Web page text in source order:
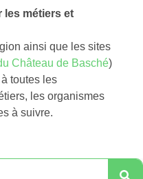
les métiers et
ainsi que les sites
Château de Basché)
toutes les
les organismes
à suivre.